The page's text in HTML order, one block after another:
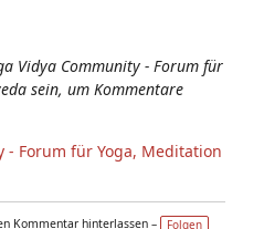
Vidya Community - Forum für
sein, um Kommentare
- Forum für Yoga, Meditation
Kommentar hinterlassen – Folgen